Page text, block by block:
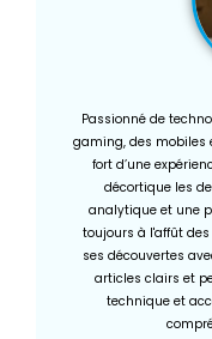
Passionné de
gaming, des mobiles
fort d’une
décortique les
analytique et une
toujours à l'affût
ses découvertes
articles clairs et
technique et